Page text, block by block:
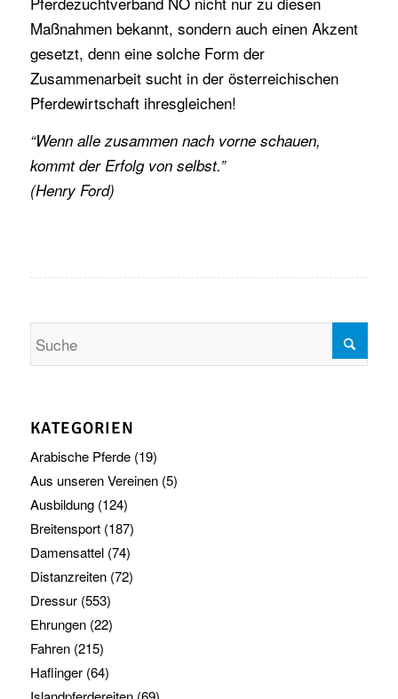
Maßnahmen bekannt, sondern auch einen Akzent
gesetzt, denn eine solche Form der
Zusammenarbeit sucht in der österreichischen
Pferdewirtschaft ihresgleichen!
“Wenn alle zusammen nach vorne schauen,
kommt der Erfolg von selbst.”
(Henry Ford)
KATEGORIEN
Arabische Pferde(19)
Aus unseren Vereinen(5)
Ausbildung(124)
Breitensport(187)
Damensattel(74)
Distanzreiten(72)
Dressur(553)
Ehrungen(22)
Fahren(215)
Haflinger(64)